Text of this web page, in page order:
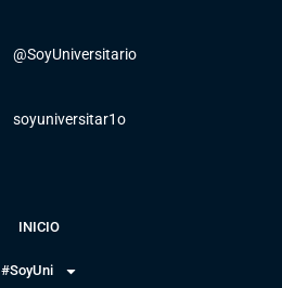
@SoyUniversitario
soyuniversitar1o
INICIO
#SoyUni